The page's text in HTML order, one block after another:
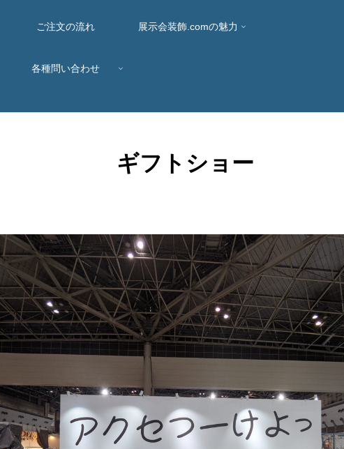
ご注文の流れ 展示会装飾.comの魅力
各種問い合わせ
ギフトショー